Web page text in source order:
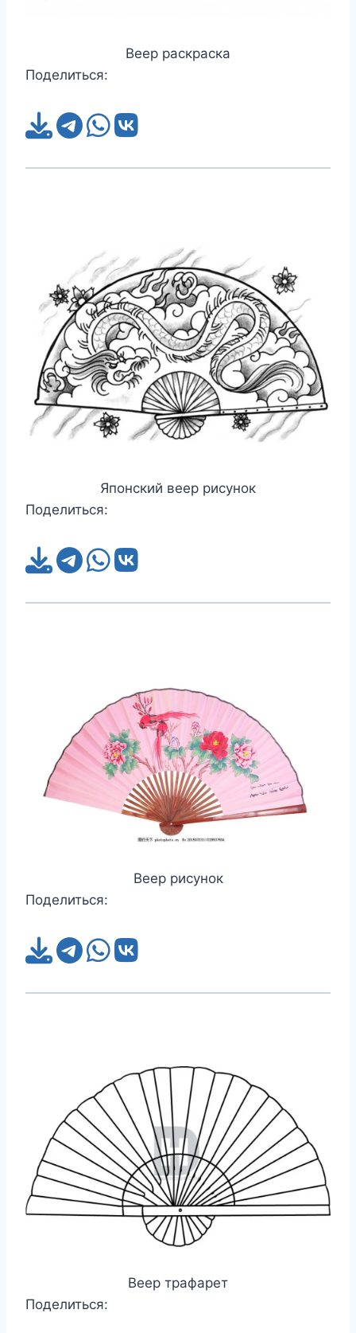
Веер раскраска
Поделиться:
Японский веер рисунок
Поделиться:
Веер рисунок
Поделиться:
Веер трафарет
Поделиться: